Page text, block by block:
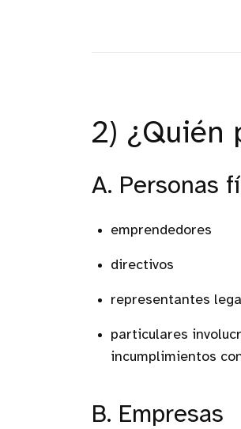
2) ¿Quién
A. Personas
emprendedores
directivos
representantes
particulares
incumplimientos
B. Empresas